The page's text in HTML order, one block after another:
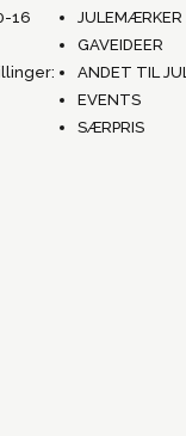
16
JULEMÆRKER
GAVEIDEER
ANDET TIL JUL
EVENTS
SÆRPRIS